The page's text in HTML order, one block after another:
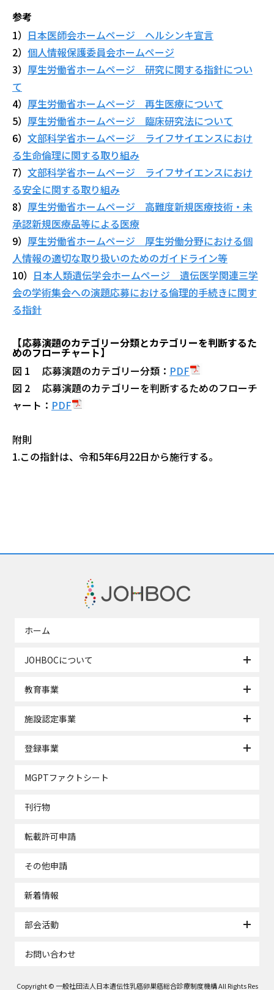
参考
1） 日本医師会ホームページ ヘルシンキ宣言
2） 個人情報保護委員会ホームページ
3） 厚生労働省ホームページ 研究に関する指針につい
て
4） 厚生労働省ホームページ 再生医療について
5） 厚生労働省ホームページ 臨床研究法について
6） 文部科学省ホームページ ライフサイエンスにおけ
る生命倫理に関する取り組み
7） 文部科学省ホームページ ライフサイエンスにおけ
る安全に関する取り組み
8） 厚生労働省ホームページ 高難度新規医療技術・未
承認新規医療品等による医療
9） 厚生労働省ホームページ 厚生労働分野における個
人情報の適切な取り扱いのためのガイドライン等
10） 日本人類遺伝学会ホームページ 遺伝医学関連三学
会の学術集会への演題応募における倫理的⼿続きに関す
る指針
【応募演題のカテゴリー分類とカテゴリーを判断するた
めのフローチャート】
図 1 応募演題のカテゴリー分類： PDF
図 2 応募演題のカテゴリーを判断するためのフローチ
ャート： PDF
附則
1.この指針は、令和5年6月22日から施行する。
ホーム
JOHBOCについて
教育事業
施設認定事業
登録事業
MGPTファクトシート
刊行物
転載許可申請
その他申請
新着情報
部会活動
お問い合わせ
Copyright © 一般社団法人日本遺伝性乳癌卵巣癌総合診療制度機構 All Rights Res